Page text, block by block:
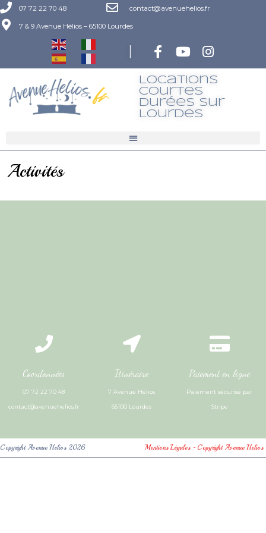
07 72 22 70 48 contact@avenuehelios.fr
7 & 9 Avenue Hélios – 65100 Lourdes
|
Locations
Courtes
Durées Sur
LourdeS
Activités
Coordonnées
07 72 22 70 48
contact@avenuehelios.fr
Itinéraire
7 Avenue Hélios
65100 Lourdes
Paiement en ligne
Paiement sécurisé par
Stripe
Copyright Avenue Helios 2026 Mentions Légales - Copyright Avenue Helios